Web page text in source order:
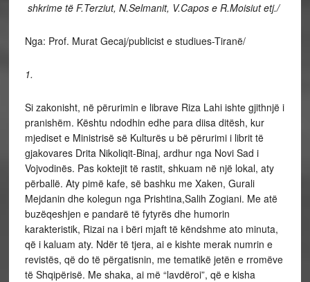
shkrime të F.Terziut, N.Selmanit, V.Capos e R.Moisiut etj./
Nga: Prof. Murat Gecaj/publicist e studiues-Tiranë/
1.
Si zakonisht, në përurimin e librave Riza Lahi ishte gjithnjë i
pranishëm. Kështu ndodhin edhe para diisa ditësh, kur
mjediset e Ministrisë së Kulturës u bë përurimi i librit të
gjakovares Drita Nikoliqit-Binaj, ardhur nga Novi Sad i
Vojvodinës. Pas koktejit të rastit, shkuam në një lokal, aty
përballë. Aty pimë kafe, së bashku me Xaken, Gurali
Mejdanin dhe kolegun nga Prishtina,Salih Zogiani. Me atë
buzëqeshjen e pandarë të fytyrës dhe humorin
karakteristik, Rizai na i bëri mjaft të këndshme ato minuta,
që i kaluam aty. Ndër të tjera, ai e kishte merak numrin e
revistës, që do të përgatisnin, me tematikë jetën e rromëve
të Shqipërisë. Me shaka, ai më “lavdëroi”, që e kisha